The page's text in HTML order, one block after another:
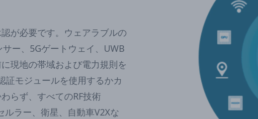
が必要です。ウェアラブルの
ー、5Gゲートウェイ、UWB
現地の帯域および電力規則を
証モジュールを使用するかカ
らず、すべてのRF技術
ルラー、衛星、自動車V2Xな